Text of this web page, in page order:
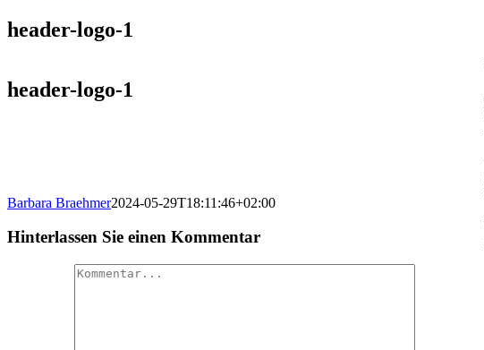
header-logo-1
header-logo-1
Barbara Braehmer2024-05-29T18:11:46+02:00
Hinterlassen Sie einen Kommentar